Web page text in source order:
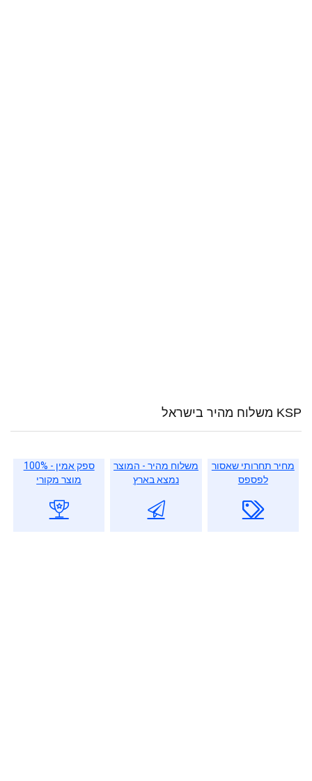
KSP משלוח מהיר בישראל
מחיר תחרותי שאסור
לפספס
משלוח מהיר - המוצר
נמצא בארץ
ספק אמין - 100%
מוצר מקורי